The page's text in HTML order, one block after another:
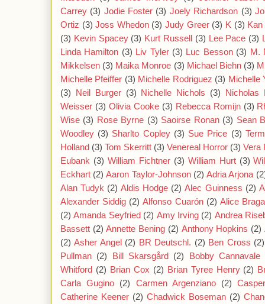
Carrey (3) Jodie Foster (3) Joely Richardson (3)
Ortiz (3) Joss Whedon (3) Judy Greer (3) K (3) Kan
(3) Kevin Spacey (3) Kurt Russell (3) Lee Pace (3)
Linda Hamilton (3) Liv Tyler (3) Luc Besson (3) M.
Mikkelsen (3) Maika Monroe (3) Michael Biehn (3)
Michelle Pfeiffer (3) Michelle Rodriguez (3) Michelle
(3) Neil Burger (3) Nichelle Nichols (3) Nicholas
Weisser (3) Olivia Cooke (3) Rebecca Romijn (3)
Wise (3) Rose Byrne (3) Saoirse Ronan (3) Sean
Woodley (3) Sharlto Copley (3) Sue Price (3)
Holland (3) Tom Skerritt (3) Venereal Horror (3) Vera
Eubank (3) William Fichtner (3) William Hurt (3)
Eckhart (2) Aaron Taylor-Johnson (2) Adria Arjona
Alan Tudyk (2) Aldis Hodge (2) Alec Guinness (2)
Alexander Siddig (2) Alfonso Cuarón (2) Alice Braga
(2) Amanda Seyfried (2) Amy Irving (2) Andrea
Bassett (2) Annette Bening (2) Anthony Hopkins (2)
(2) Asher Angel (2) BR Deutschl. (2) Ben Cross (2)
Pullman (2) Bill Skarsgård (2)
Bobby Cannavale
Whitford (2) Brian Cox (2) Brian Tyree Henry (2)
Carla Gugino (2) Carmen Argenziano (2)
Catherine Keener (2) Chadwick Boseman (2)